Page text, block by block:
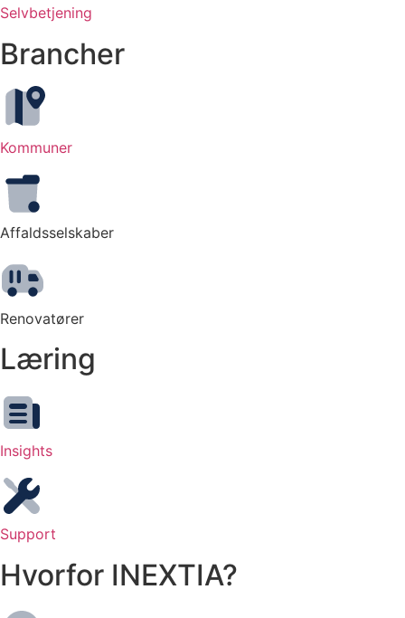
Selvbetjening
Brancher
Kommuner
Affaldsselskaber
Renovatører
Læring
Insights
Support
Hvorfor INEXTIA?